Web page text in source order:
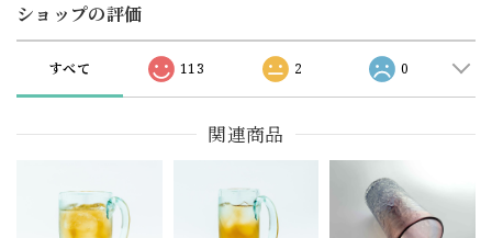
ショップの評価
すべて 113 2 0
関連商品